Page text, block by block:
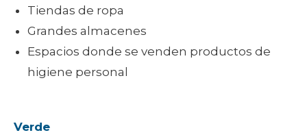
Tiendas de ropa
Grandes almacenes
Espacios donde se venden productos de
higiene personal
Verde